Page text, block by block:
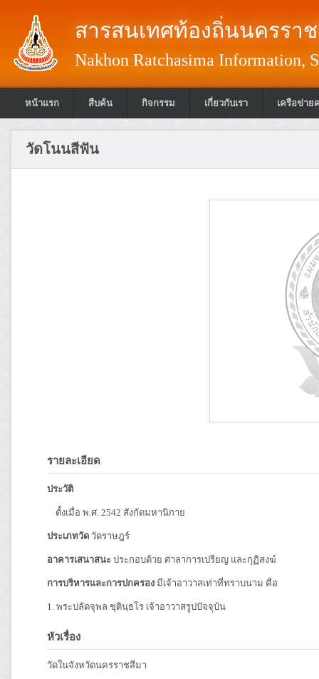
สารสนเทศท้องถิ่นนครรา
Nakhon Ratchasima Information,
หน้าแรก สืบค้น กิจกรรม เกี่ยวกับเรา เครือข่าย
วัดโนนสีฟัน
รายละเอียด
ประวัติ
ตั้งเมื่อ พ.ศ. 2542 สังกัดมหานิกาย
ประเภทวัด วัดราษฎร์
อาคารเสนาสนะ ประกอบด้วย ศาลาการเปรียญ และกุฏิสงฆ์
การบริหารและการปกครอง มีเจ้าอาวาสเท่าที่ทราบนาม คือ
1. พระปลัดจุพล ชุตินฺธโร เจ้าอาวาสรูปปัจจุบัน
หัวเรื่อง
วัดในจังหวัดนครราชสีมา